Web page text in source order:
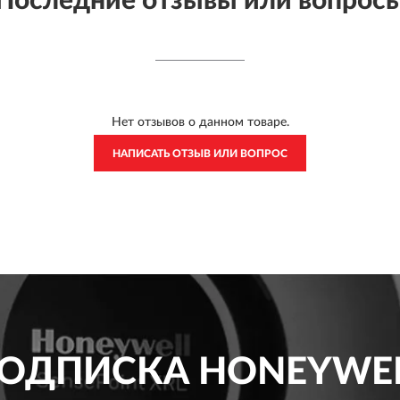
Нет отзывов о данном товаре.
НАПИСАТЬ ОТЗЫВ ИЛИ ВОПРОС